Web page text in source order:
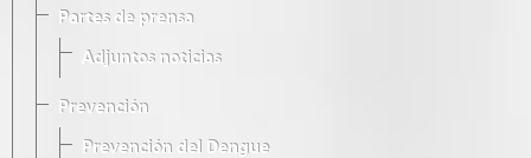
Partes de prensa
Adjuntos noticias
Prevención
Prevención del Dengue